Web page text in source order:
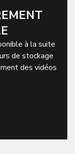
à la suite
de stockage
des vidéos